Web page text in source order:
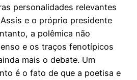
personalidades relevantes
e o próprio presidente
a polêmica não
e os traços fenotípicos
mais o debate. Um
é o fato de que a poetisa e